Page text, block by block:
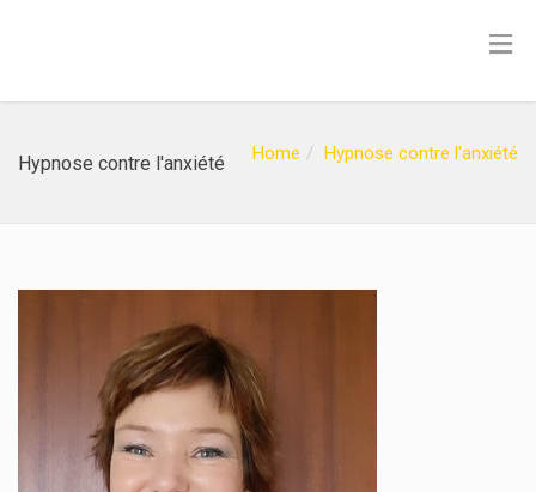
Hypnose contre l'anxiété Home Hypnose contre l'anxiété